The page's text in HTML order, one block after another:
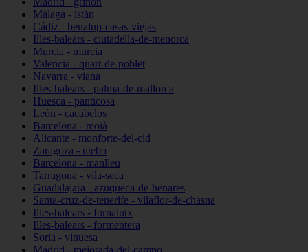
Málaga - istán
Cádiz - benalup-casas-viejas
Illes-balears - ciutadella-de-menorca
Murcia - murcia
Valencia - quart-de-poblet
Navarra - viana
Illes-balears - palma-de-mallorca
Huesca - panticosa
León - cacabelos
Barcelona - moià
Alicante - monforte-del-cid
Zaragoza - utebo
Barcelona - manlleu
Tarragona - vila-seca
Guadalajara - azuqueca-de-henares
Santa-cruz-de-tenerife - vilaflor-de-chasna
Illes-balears - fornalutx
Illes-balears - formentera
Soria - vinuesa
Madrid - mejorada-del-campo